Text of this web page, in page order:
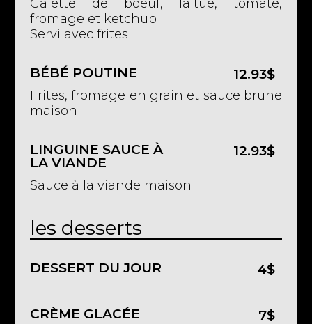
Galette de boeuf, laitue, tomate,
fromage et ketchup
Servi avec frites
BÉBÉ POUTINE
Frites, fromage en grain et sauce brune
maison
12.93$
LINGUINE SAUCE À
LA VIANDE
Sauce à la viande maison
12.93$
les desserts
DESSERT DU JOUR 4$
CRÈME GLACÉE 7$